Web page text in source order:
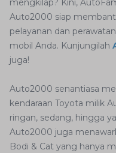
mengkilap? Kini,
Auto2000 siap
pelayanan dan
mobil Anda. Kunjungilah
juga!
Auto2000 senantiasa
kendaraan Toyota milik
ringan, sedang, hingga
Auto2000 juga
Bodi & Cat yang hanya